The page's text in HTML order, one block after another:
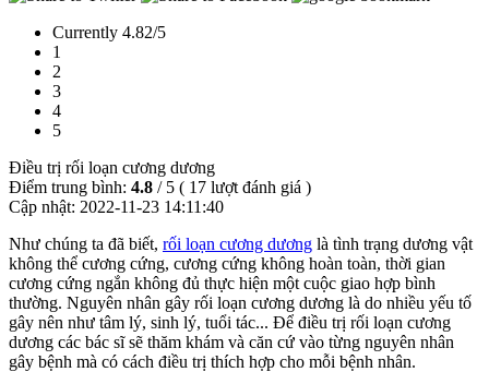
Currently 4.82/5
1
2
3
4
5
Điều trị rối loạn cương dương
Điểm trung bình: 4.8 / 5 ( 17 lượt đánh giá )
Cập nhật: 2022-11-23 14:11:40
Như chúng ta đã biết, rối loạn cương dương là tình trạng dương vật
không thể cương cứng, cương cứng không hoàn toàn, thời gian
cương cứng ngắn không đủ thực hiện một cuộc giao hợp bình
thường. Nguyên nhân gây rối loạn cương dương là do nhiều yếu tố
gây nên như tâm lý, sinh lý, tuổi tác... Để điều trị rối loạn cương
dương các bác sĩ sẽ thăm khám và căn cứ vào từng nguyên nhân
gây bệnh mà có cách điều trị thích hợp cho mỗi bệnh nhân.